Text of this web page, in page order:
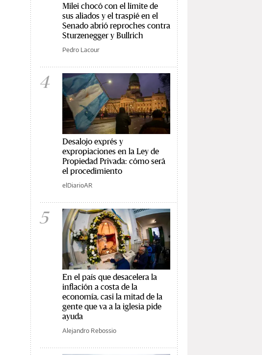
Milei chocó con el límite de
sus aliados y el traspié en el
Senado abrió reproches contra
Sturzenegger y Bullrich
Pedro Lacour
4
Desalojo exprés y
expropiaciones en la Ley de
Propiedad Privada: cómo será
el procedimiento
elDiarioAR
5
En el país que desacelera la
inflación a costa de la
economía, casi la mitad de la
gente que va a la iglesia pide
ayuda
Alejandro Rebossio